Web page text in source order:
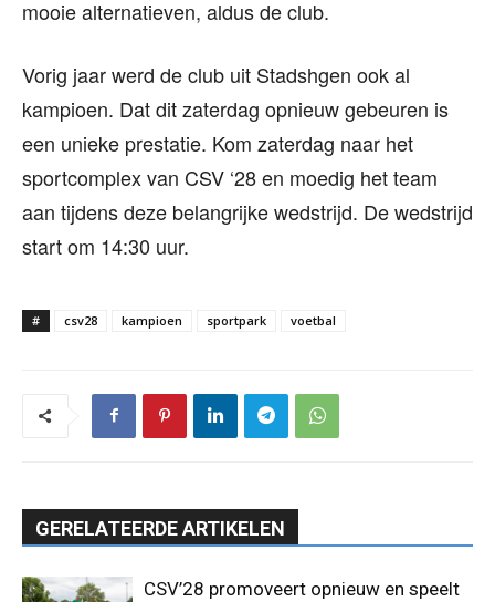
mooie alternatieven, aldus de club.
Vorig jaar werd de club uit Stadshgen ook al
kampioen. Dat dit zaterdag opnieuw gebeuren is
een unieke prestatie. Kom zaterdag naar het
sportcomplex van CSV ‘28 en moedig het team
aan tijdens deze belangrijke wedstrijd. De wedstrijd
start om 14:30 uur.
# csv28 kampioen sportpark voetbal
GERELATEERDE ARTIKELEN
CSV’28 promoveert opnieuw en speelt